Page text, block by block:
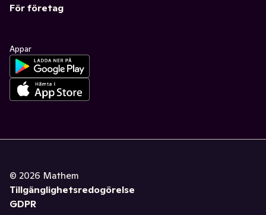
För företag
Appar
© 2026 Mathem
Tillgänglighetsredogörelse
GDPR